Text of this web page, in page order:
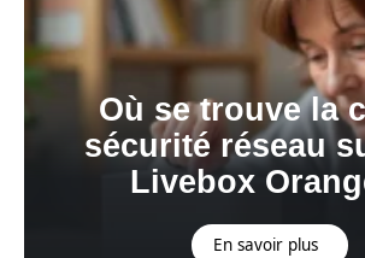
Où se trouve la
sécurité réseau
Livebox
En savoir plus